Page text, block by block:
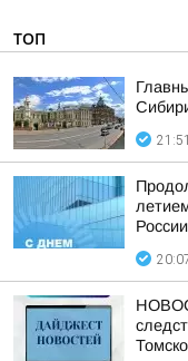
ТОП
21:51
России